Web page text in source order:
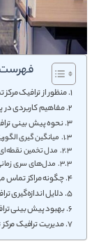
منظور از ترافیک
مفاهیم کاربردی
نحوه پیش بینی
میانگین گیری
مدل تخمین
مدل‌های سری
چگونه مراکز
دلایل اندازه‌گیری
بهبود پیش بینی
مدیریت ترافیک